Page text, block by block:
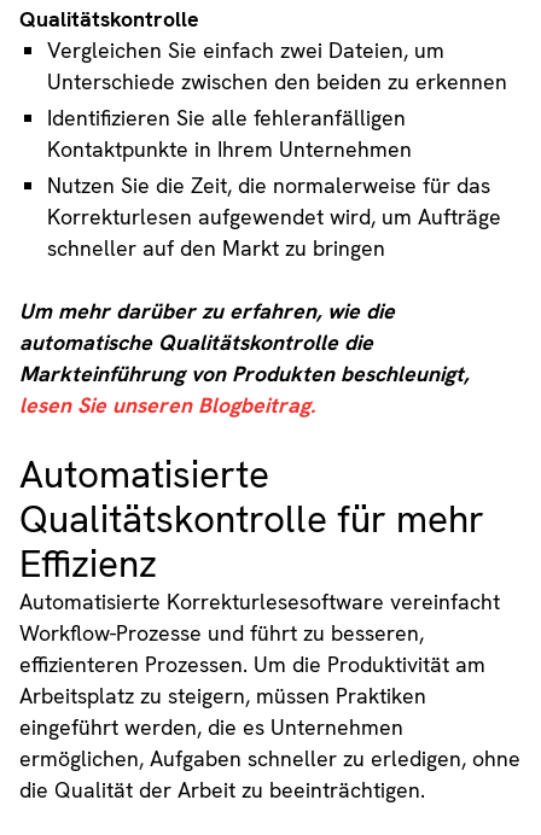
Qualitätskontrolle
Vergleichen Sie einfach zwei Dateien, um
Unterschiede zwischen den beiden zu erkennen
Identifizieren Sie alle fehleranfälligen
Kontaktpunkte in Ihrem Unternehmen
Nutzen Sie die Zeit, die normalerweise für das
Korrekturlesen aufgewendet wird, um Aufträge
schneller auf den Markt zu bringen
Um mehr darüber zu erfahren, wie die
automatische Qualitätskontrolle die
Markteinführung von Produkten beschleunigt,
lesen Sie unseren Blogbeitrag.
Automatisierte
Qualitätskontrolle für mehr
Effizienz
Automatisierte Korrekturlesesoftware vereinfacht
Workflow-Prozesse und führt zu besseren,
effizienteren Prozessen. Um die Produktivität am
Arbeitsplatz zu steigern, müssen Praktiken
eingeführt werden, die es Unternehmen
ermöglichen, Aufgaben schneller zu erledigen, ohne
die Qualität der Arbeit zu beeinträchtigen.